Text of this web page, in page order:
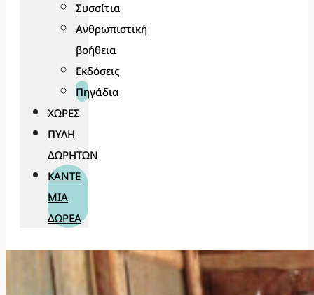
Συσσίτια
Ανθρωπιστική
βοήθεια
Εκδόσεις
Πηγάδια
ΧΏΡΕΣ
ΠΎΛΗ
ΔΩΡΗΤΏΝ
ΚΆΝΤΕ
ΜΊΑ
ΔΩΡΕΆ